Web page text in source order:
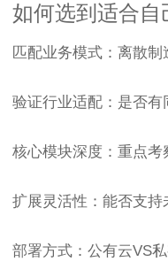
如何选到适合自
匹配业务模式：离散
验证行业适配：是否有
核心模块深度：重点
扩展灵活性：能否支持
部署方式：公有云VS